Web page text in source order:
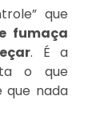
que
fumaça
. É a
o que
que nada